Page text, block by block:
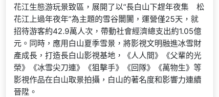
花江生態游玩景致區，展開了以“長白山下趕年夜集 松
花江上過年夜年”為主題的雪谷闤闠，運營僅25天，就
招待游客約42.9萬人次，帶動社會經濟總支出約1.05億
元。同時，應用白山夏季雪景，將影視文明融進冰雪財
產成長，打造長白山影視基地，《人人間》《父輩的光
榮》《冰雪尖刀連》《狙擊手》《回隊》《萬物生》等
影視作品在白山取景拍攝，白山的著名度和影響力連續
晉陞。